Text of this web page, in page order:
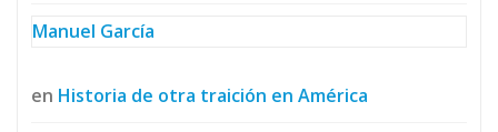
Manuel García
en Historia de otra traición en América